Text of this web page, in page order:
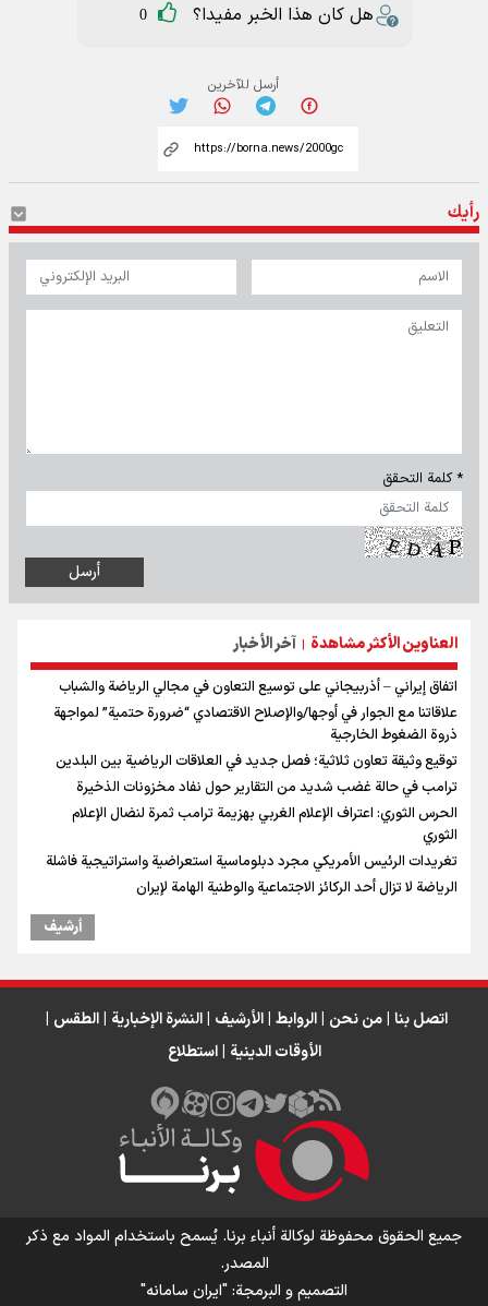
هل كان هذا الخبر مفيدا؟ 0
أرسل للآخرين
رأيك
* كلمة التحقق
العناوين الأكثر مشاهدة | آخر الأخبار
اتفاق إيراني – أذربيجاني على توسيع التعاون في مجالي الرياضة والشباب
علاقاتنا مع الجوار في أوجها/والإصلاح الاقتصادي “ضرورة حتمية” لمواجهة
ذروة الضغوط الخارجية
توقيع وثيقة تعاون ثلاثية؛ فصل جديد في العلاقات الرياضية بين البلدين
ترامب في حالة غضب شديد من التقارير حول نفاد مخزونات الذخيرة
الحرس الثوري: اعتراف الإعلام الغربي بهزيمة ترامب ثمرة لنضال الإعلام
الثوري
تغريدات الرئيس الأمريكي مجرد دبلوماسية استعراضية واستراتيجية فاشلة
الرياضة لا تزال أحد الركائز الاجتماعية والوطنية الهامة لإيران
أرشیف
اتصل بنا من نحن الروابط الأرشيف النشرة الإخبارية الطقس
الأوقات الدينية استطلاع
جميع الحقوق محفوظة لوكالة أنباء برنا. يُسمح باستخدام المواد مع ذكر
المصدر.
التصمیم و البرمجة:"ایران سامانه"